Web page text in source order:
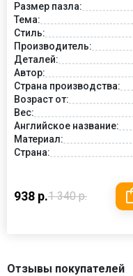
Размер пазла:
Тема:
Стиль:
Производитель:
Деталей:
Автор:
Страна производства:
Возраст от:
Вес:
Английское название:
Материал:
Страна:
938 р.1 340 р.
Отзывы покупателей